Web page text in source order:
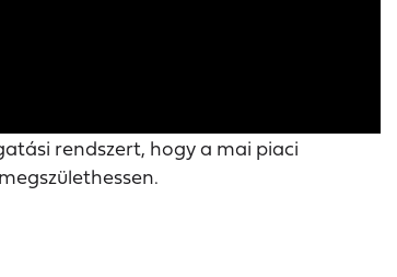
rendszert, hogy a mai piaci